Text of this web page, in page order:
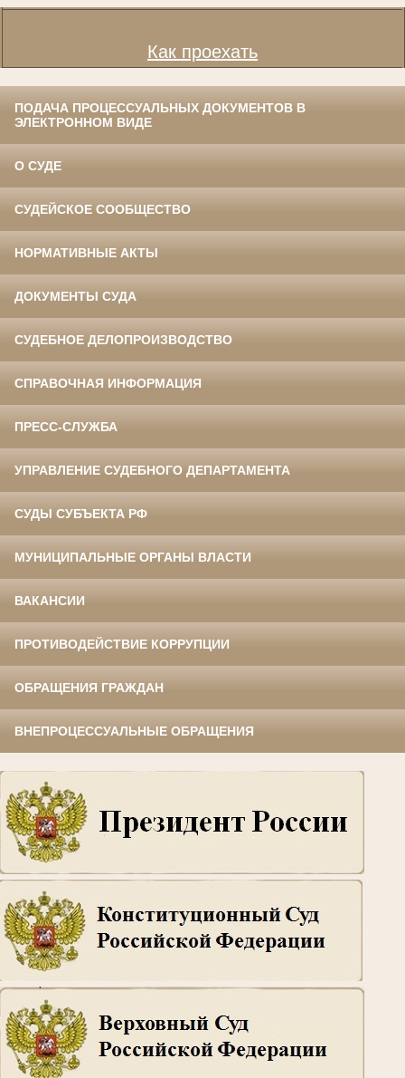
Как проехать
ПОДАЧА ПРОЦЕССУАЛЬНЫХ ДОКУМЕНТОВ В
ЭЛЕКТРОННОМ ВИДЕ
О СУДЕ
СУДЕЙСКОЕ СООБЩЕСТВО
НОРМАТИВНЫЕ АКТЫ
ДОКУМЕНТЫ СУДА
СУДЕБНОЕ ДЕЛОПРОИЗВОДСТВО
СПРАВОЧНАЯ ИНФОРМАЦИЯ
ПРЕСС-СЛУЖБА
УПРАВЛЕНИЕ СУДЕБНОГО ДЕПАРТАМЕНТА
СУДЫ СУБЪЕКТА РФ
МУНИЦИПАЛЬНЫЕ ОРГАНЫ ВЛАСТИ
ВАКАНСИИ
ПРОТИВОДЕЙСТВИЕ КОРРУПЦИИ
ОБРАЩЕНИЯ ГРАЖДАН
ВНЕПРОЦЕССУАЛЬНЫЕ ОБРАЩЕНИЯ